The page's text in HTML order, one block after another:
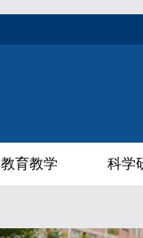
教育教学 科学